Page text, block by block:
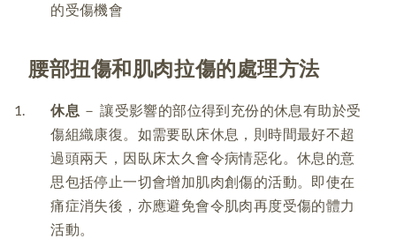
的受傷機會
腰部扭傷和肌肉拉傷的處理方法
休息 － 讓受影響的部位得到充份的休息有助於受
傷組織康復。如需要臥床休息，則時間最好不超
過頭兩天，因臥床太久會令病情惡化。休息的意
思包括停止一切會增加肌肉創傷的活動。即使在
痛症消失後，亦應避免會令肌肉再度受傷的體力
活動。